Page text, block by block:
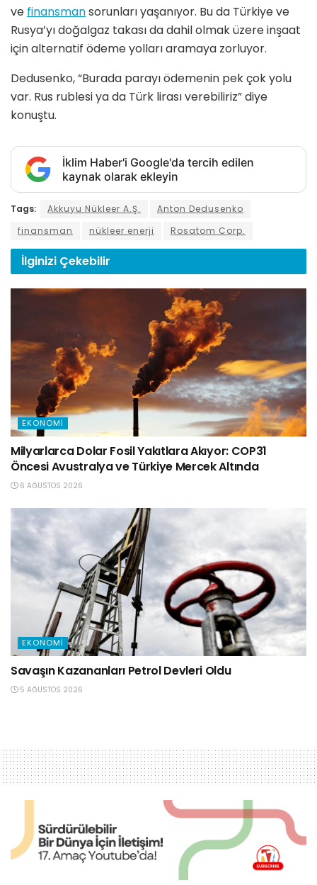
ve finansmansorunları yaşanıyor. Bu da Türkiye ve
Rusya’yı doğalgaz takası da dahil olmak üzere inşaat
için alternatif ödeme yolları aramaya zorluyor.
Dedusenko, “Burada parayı ödemenin pek çok yolu
var. Rus rublesi ya da Türk lirası verebiliriz” diye
konuştu.
İklim Haber'i Google'da tercih edilen
kaynak olarak ekleyin
Tags: Akkuyu Nükleer A.Ş.
Anton Dedusenko
finansman
nükleer enerji Rosatom Corp.
İlginizi Çekebilir
EKONOMI
Milyarlarca Dolar Fosil Yakıtlara Akıyor: COP31
Öncesi Avustralya ve Türkiye Mercek Altında
6 AĞUSTOS 2026
EKONOMI
Savaşın Kazananları Petrol Devleri Oldu
5 AĞUSTOS 2026